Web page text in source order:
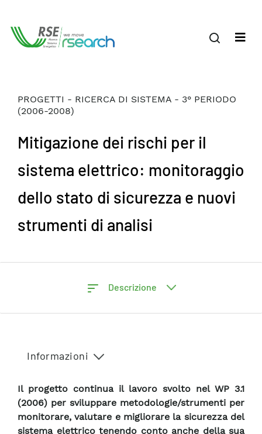
PROGETTI - RICERCA DI SISTEMA - 3° PERIODO
(2006-2008)
Mitigazione dei rischi per il
sistema elettrico: monitoraggio
dello stato di sicurezza e nuovi
strumenti di analisi
Descrizione
Informazioni
Il progetto continua il lavoro svolto nel WP 3.1
(2006) per sviluppare metodologie/strumenti per
monitorare, valutare e migliorare la sicurezza del
sistema elettrico tenendo conto anche della sua